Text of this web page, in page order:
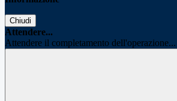
Chiudi
Attendere...
Attendere il completamento dell'operazione...